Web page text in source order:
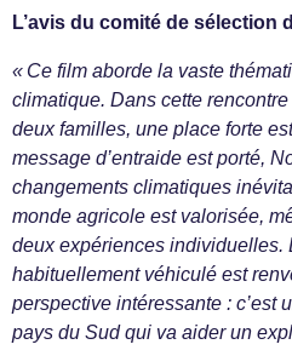
L’avis du comité de sélection
« Ce film aborde la vaste
climatique. Dans cette
deux familles, une place forte
message d’entraide est porté,
changements climatiques
monde agricole est valorisée,
deux expériences individuelles.
habituellement véhiculé est
perspective intéressante : c’est
pays du Sud qui va aider un